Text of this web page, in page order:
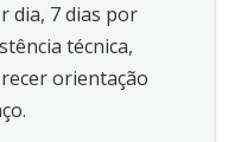
dia, 7 dias por
técnica,
orientação